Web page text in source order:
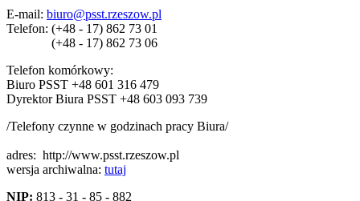
E-mail: biuro@psst.rzeszow.pl
Telefon: (+48 - 17) 862 73 01
(+48 - 17) 862 73 06
Telefon komórkowy:
Biuro PSST +48 601 316 479
Dyrektor Biura PSST +48 603 093 739
/Telefony czynne w godzinach pracy Biura/
adres: http://www.psst.rzeszow.pl
wersja archiwalna: tutaj
NIP: 813 - 31 - 85 - 882